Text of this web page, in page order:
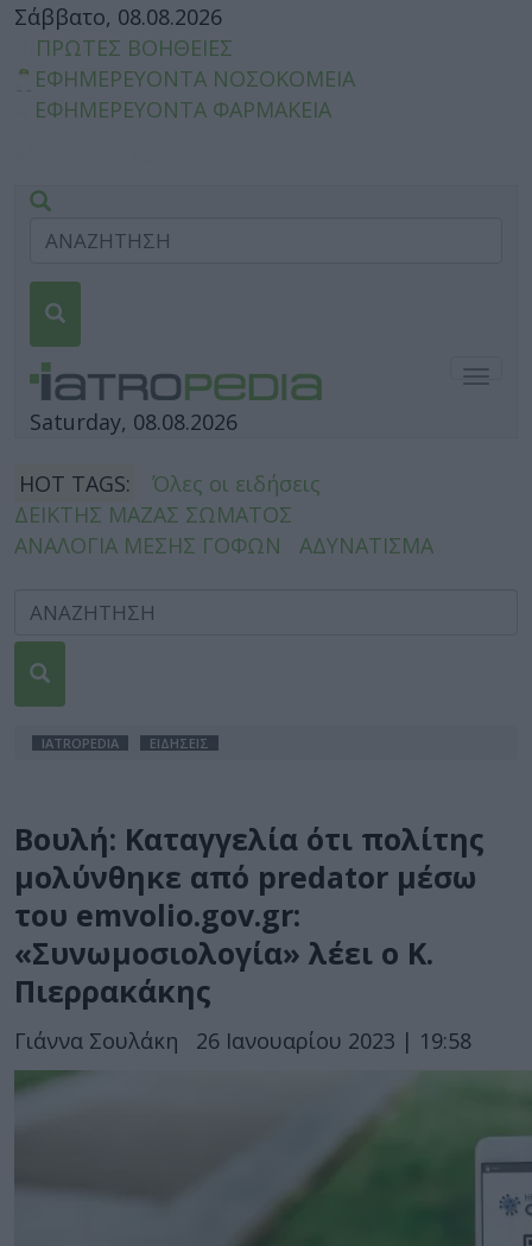
Σάββατο, 08.08.2026
ΠΡΩΤΕΣ ΒΟΗΘΕΙΕΣ
ΕΦΗΜΕΡΕΥΟΝΤΑ ΝΟΣΟΚΟΜΕΙΑ
ΕΦΗΜΕΡΕΥΟΝΤΑ ΦΑΡΜΑΚΕΙΑ
Saturday, 08.08.2026
HOT TAGS:
Όλες οι ειδήσεις
ΔΕΙΚΤΗΣ ΜΑΖΑΣ ΣΩΜΑΤΟΣ
ΑΝΑΛΟΓΙΑ ΜΕΣΗΣ ΓΟΦΩΝ
ΑΔΥΝΑΤΙΣΜΑ
IATROPEDIA ΕΙΔΗΣΕΙΣ
Βουλή: Καταγγελία ότι πολίτης
μολύνθηκε από predator μέσω
του emvolio.gov.gr:
«Συνωμοσιολογία» λέει ο Κ.
Πιερρακάκης
Γιάννα Σουλάκη 26 Ιανουαρίου 2023 | 19:58